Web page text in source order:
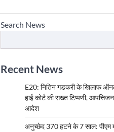
Search News
Recent News
E20: नितिन गडकरी के खिलाफ
हाई कोर्ट की सख्त टिप्पणी,
आदेश
अनुच्छेद 370 हटने के 7 साल: पीएम